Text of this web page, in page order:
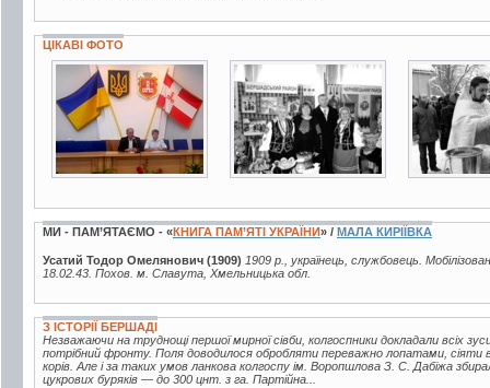
ЦІКАВІ ФОТО
6 фото 2 фото 3 фото
МИ - ПАМ’ЯТАЄМО - «КНИГА ПАМ’ЯТІ УКРАЇНИ» / МАЛА КИРІЇВКА
Усатий Тодор Омелянович (1909) 1909 р., українець, службовець.
18.02.43. Похов. м. Славута, Хмельницька обл.
З ІСТОРІЇ БЕРШАДІ
Незважаючи на труднощі першої мирної сівби, колгоспники докладали всіх
потрібний фронту. Поля доводилося обробляти переважно лопатами, сіяти
корів. Але і за таких умов ланкова колгоспу ім. Воропшлова З. С. Дабіжа
цукрових буряків — до 300 цнт. з га. Партійна...